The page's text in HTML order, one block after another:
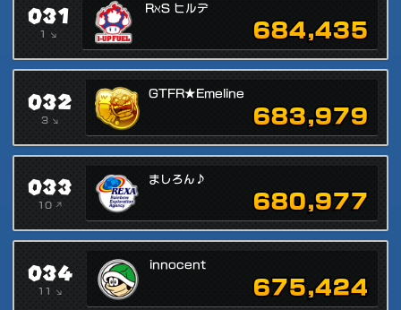
031
1 ↘
RℵS ヒルデ
684,435
032
3 ↘
GTFR★Emeline
683,979
033
10 ↗
ましろん♪
680,977
034
11 ↘
innocent
675,424